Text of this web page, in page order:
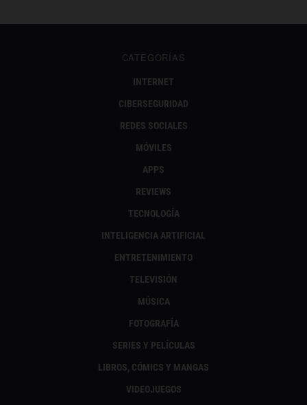
CATEGORÍAS
INTERNET
CIBERSEGURIDAD
REDES SOCIALES
MÓVILES
APPS
REVIEWS
TECNOLOGÍA
INTELIGENCIA ARTIFICIAL
ENTRETENIMIENTO
TELEVISIÓN
MÚSICA
FOTOGRAFÍA
SERIES Y PELÍCULAS
LIBROS, CÓMICS Y MANGAS
VIDEOJUEGOS